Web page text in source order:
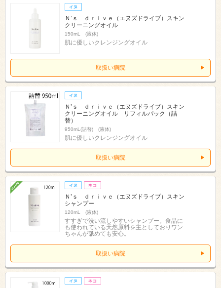
Ｎ’ｓ ｄｒｉｖｅ（エヌズドライブ）スキン
クリーニングオイル
150mL (液体)
肌に優しいクレンジングオイル
取扱い病院
Ｎ’ｓ ｄｒｉｖｅ（エヌズドライブ）スキン
クリーニングオイル リフィルパック（詰
替）
950mL(詰替) (液体)
肌に優しいクレンジングオイル
取扱い病院
Ｎ’ｓ ｄｒｉｖｅ（エヌズドライブ）スキン
シャンプー
120mL (液体)
すすぎで洗い流しやすいシャンプー。食品に
も使われている天然原料を主としておりワン
ちゃんが舐めても安心。
取扱い病院